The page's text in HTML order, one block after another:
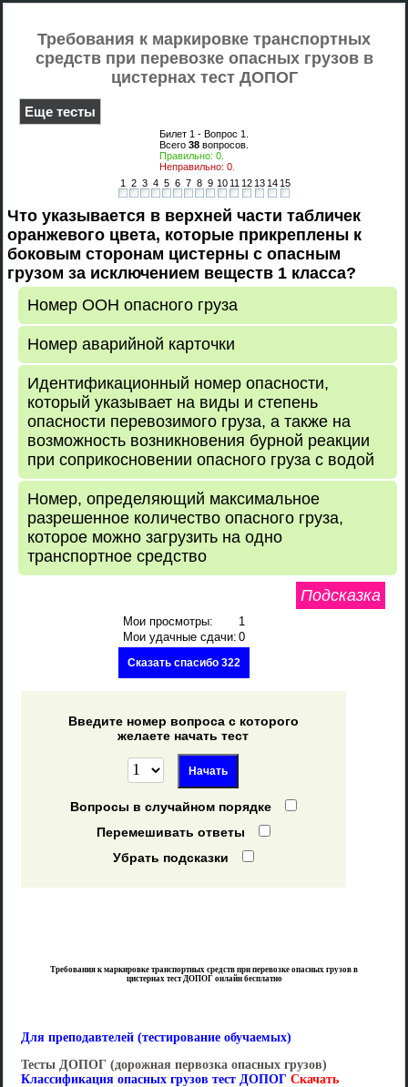
Требования к маркировке транспортных
средств при перевозке опасных грузов в
цистернах тест ДОПОГ
Еще тесты
Билет 1 - Вопрос 1
Всего 38 вопросов.
Правильно: 0
Неправильно: 0
1
2 3 4 5 6 7 8 9 10 11 12 13 14 15
Что указывается в верхней части табличек
оранжевого цвета, которые прикреплены к
боковым сторонам цистерны с опасным
грузом за исключением веществ 1 класса?
Номер ООН опасного груза
Номер аварийной карточки
Идентификационный номер опасности,
который указывает на виды и степень
опасности перевозимого груза, а также на
возможность возникновения бурной реакции
при соприкосновении опасного груза с водой
Номер, определяющий максимальное
разрешенное количество опасного груза,
которое можно загрузить на одно
транспортное средство
Подсказка
Мои просмотры:
1
Мои удачные сдачи: 0
Сказать спасибо 322
Введите номер вопроса с которого
желаете начать тест
Вопросы в случайном порядке
Перемешивать ответы
Убрать подсказки
Требования к маркировке транспортных средств при перевозке опасных грузов в
цистернах тест ДОПОГ онлайн бесплатно
Для преподавтелей (тестирование обучаемых)
Тесты ДОПОГ (дорожная первозка опасных грузов)
Классификация опасных грузов тест ДОПОГ Скачать